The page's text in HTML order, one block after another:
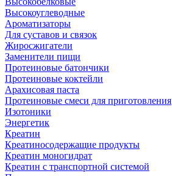
Высокоуглеводные
Ароматизаторы
Для суставов и связок
Жиросжигатели
Заменители пищи
Протеиновые батончики
Протеиновые коктейли
Арахисовая паста
Протеиновые смеси для приготовления
Изотоники
Энергетик
Креатин
Креатиносодержащие продукты
Креатин моногидрат
Креатин с транспортной системой